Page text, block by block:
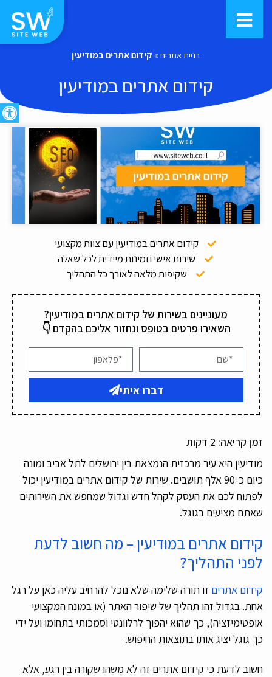
פתח
בניית אתרים » קידום אתרים במודיעין
קידום אתרים במודיעין
קידום אתרים במודיעין עם צוות מקצועי
שירות אישי וזמינות מיידית לכל שאלה
שקיפות מלאה לאורך כל התהליך
מעוניינים בשירות של קידום אתרים במודיעין?
השאירו פרטים בטופס ונחזור אליכם בהקדם 👇
דברו איתי
זמן קריאה: 2 דקות
מודיעין היא עיר מרכזית הנמצאת בין ירושלים לתל אביב ומונה
כיום כ-90 אלף תושבים. שירות של קידום אתרים במודיעין יכול
לפתוח לכם את העסק לקהל חדש וגדול שמחפש את השירותים
שאתם מציעים בגוגל.
קידום אתרים במודיעין – מה חשוב לדעת
לפני התהליך?
קידום אתרים זו תורה שלימה שלא נוכל להרחיב עליה כאן על רגל
אחת. בגדול זהו תהליך של שיפור האתר (או במונח המקצועי
אופטימיזציה), כך שהוא יהפוך לרלוונטי וסמכותי בתחומו ועל ידי
כך גוגל יציג אותו בתוצאות החיפוש.
חשוב לדעת כי קידום אתרים זה לא משהו שקורה בין רגע, אלא